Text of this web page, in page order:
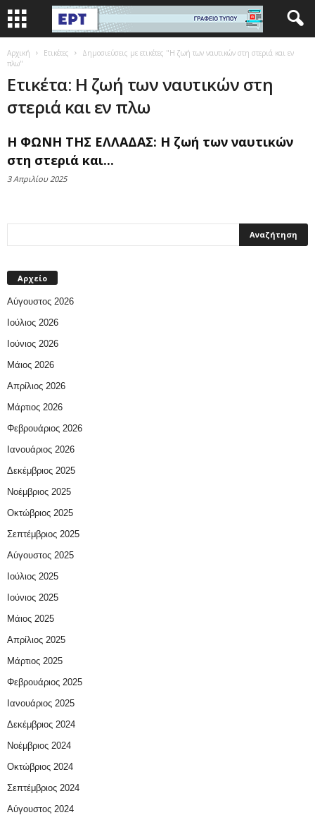
Αρχική Ετικέτες
Δημοσιεύσεις με ετικέτες "Η ζωή των ναυτικών στη στεριά και εν
πλω"
Ετικέτα: Η ζωή των ναυτικών στη
στεριά και εν πλω
Η ΦΩΝΗ ΤΗΣ ΕΛΛΑΔΑΣ: Η ζωή των ναυτικών
στη στεριά και...
3 Απριλίου 2025
Αρχείο
Αύγουστος 2026
Ιούλιος 2026
Ιούνιος 2026
Μάιος 2026
Απρίλιος 2026
Μάρτιος 2026
Φεβρουάριος 2026
Ιανουάριος 2026
Δεκέμβριος 2025
Νοέμβριος 2025
Οκτώβριος 2025
Σεπτέμβριος 2025
Αύγουστος 2025
Ιούλιος 2025
Ιούνιος 2025
Μάιος 2025
Απρίλιος 2025
Μάρτιος 2025
Φεβρουάριος 2025
Ιανουάριος 2025
Δεκέμβριος 2024
Νοέμβριος 2024
Οκτώβριος 2024
Σεπτέμβριος 2024
Αύγουστος 2024